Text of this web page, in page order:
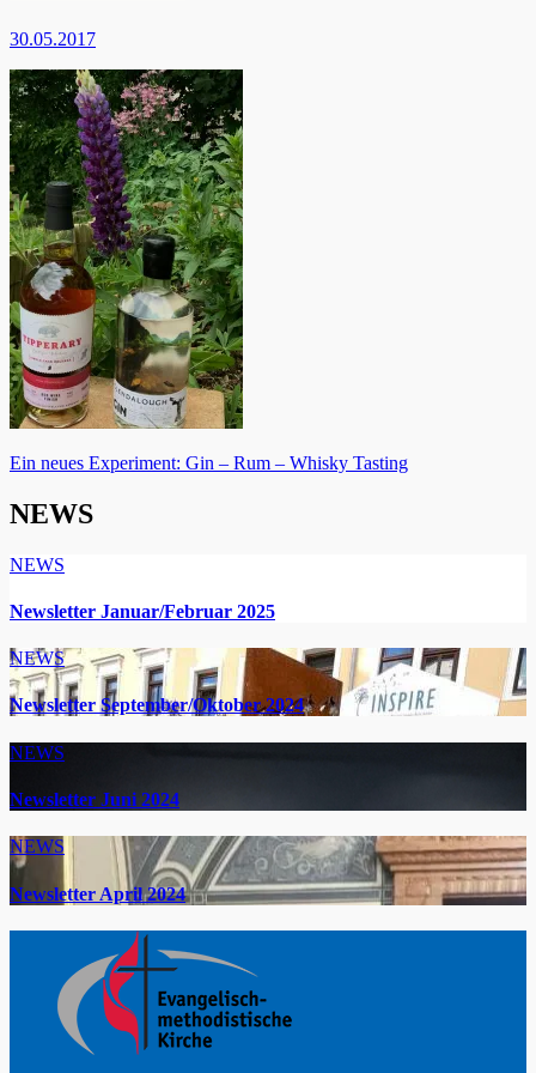
30.05.2017
Beitragsnavigation
Ein neues Experiment: Gin – Rum – Whisky Tasting
NEWS
NEWS
Newsletter Januar/Februar 2025
NEWS
Newsletter September/Oktober 2024
NEWS
Newsletter Juni 2024
NEWS
Newsletter April 2024